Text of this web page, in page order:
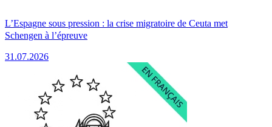
L’Espagne sous pression : la crise migratoire de Ceuta met
Schengen à l’épreuve
31.07.2026